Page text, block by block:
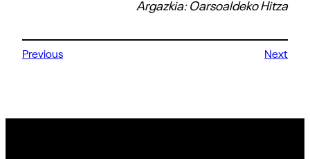
Argazkia: Oarsoaldeko Hitza
Previous Next